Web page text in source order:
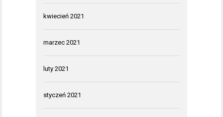
kwiecień 2021
marzec 2021
luty 2021
styczeń 2021